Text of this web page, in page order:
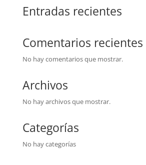
Entradas recientes
Comentarios recientes
No hay comentarios que mostrar.
Archivos
No hay archivos que mostrar.
Categorías
No hay categorías